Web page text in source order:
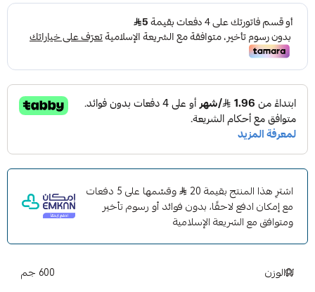
اشترِ هذا المنتج بقيمة 20
وقسّمها على 5 دفعات
مع إمكان ادفع لاحقًا، بدون فوائد أو رسوم تأخير
ومتوافق مع الشريعة الإسلامية
الوزن 600 جم